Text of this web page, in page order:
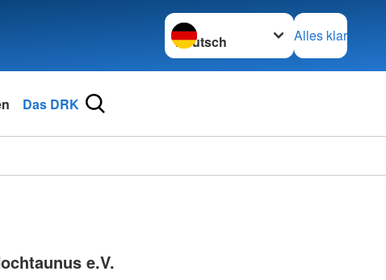
Sprache wechseln zu
Alles klar
Das DRK
e.V.